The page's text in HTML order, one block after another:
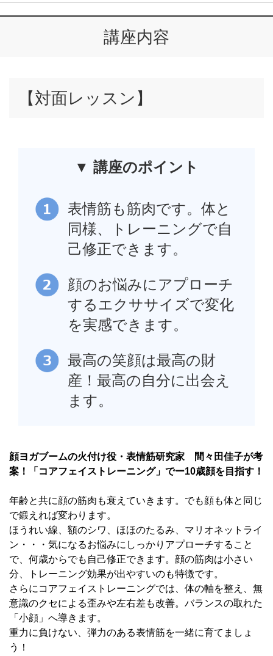
講座内容
【対面レッスン】
▼ 講座のポイント
表情筋も筋肉です。体と
同様、トレーニングで自
己修正できます。
顔のお悩みにアプローチ
するエクササイズで変化
を実感できます。
最高の笑顔は最高の財
産！最高の自分に出会え
ます。
顔ヨガブームの火付け役・表情筋研究家 間々田佳子が考
案！「コアフェイストレーニング」でー10歳顔を目指す！
年齢と共に顔の筋肉も衰えていきます。でも顔も体と同じ
で鍛えれば変わります。
ほうれい線、額のシワ、ほほのたるみ、マリオネットライ
ン・・・気になるお悩みにしっかりアプローチすること
で、何歳からでも自己修正できます。顔の筋肉は小さい
分、トレーニング効果が出やすいのも特徴です。
さらにコアフェイストレーニングでは、体の軸を整え、無
意識のクセによる歪みや左右差も改善。バランスの取れた
「小顔」へ導きます。
重力に負けない、弾力のある表情筋を一緒に育てましょ
う！